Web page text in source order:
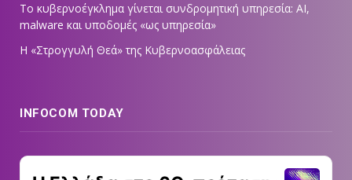
Το κυβερνοέγκλημα γίνεται συνδρομητική υπηρεσία: AI,
malware και υποδομές «ως υπηρεσία»
Η «Στρογγυλή Θεά» της Κυβερνοασφάλειας
INFOCOM TODAY